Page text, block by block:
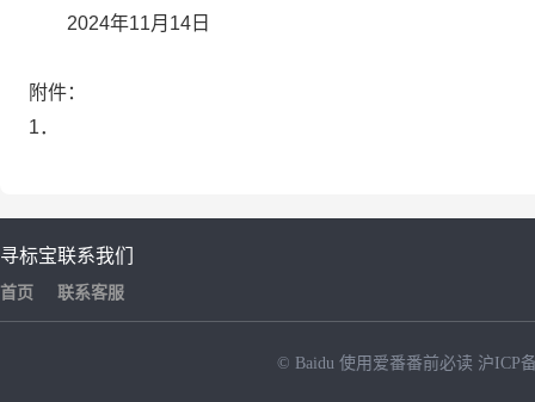
2024年11月14日
附件：
1．
寻标宝
首页
联系我们
联系客服
© Baidu 使用爱番番前必读 沪ICP